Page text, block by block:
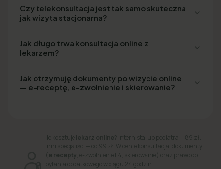
Czy telekonsultacja jest tak samo skuteczna
jak wizyta stacjonarna?
Jak długo trwa konsultacja online z
lekarzem?
Jak otrzymuję dokumenty po wizycie online
— e-receptę, e-zwolnienie i skierowanie?
Ile kosztujelekarz online ? Internista lub pediatra — 89 zł.
Inni specjaliści — od 99 zł. W cenie konsultacja, dokumenty
( e recepty , e-zwolnienie L4, skierowanie) oraz prawo do
pytania dodatkowego w ciągu 24 godzin.